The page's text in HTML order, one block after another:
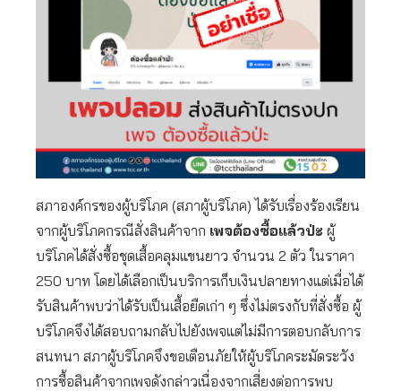
สภาองค์กรของผู้บริโภค (สภาผู้บริโภค) ได้รับเรื่องร้องเรียน
จากผู้บริโภคกรณีสั่งสินค้าจาก เพจต้องซื้อแล้วป่ะ ผู้
บริโภคได้สั่งซื้อชุดเสื้อคลุมแขนยาว จำนวน 2 ตัว ในราคา
250 บาท โดยได้เลือกเป็นบริการเก็บเงินปลายทางแต่เมื่อได้
รับสินค้าพบว่าได้รับเป็นเสื้อยืดเก่า ๆ ซึ่งไม่ตรงกับที่สั่งซื้อ ผู้
บริโภคจึงได้สอบถามกลับไปยังเพจแต่ไม่มีการตอบกลับการ
สนทนา สภาผู้บริโภคจึงขอเตือนภัยให้ผู้บริโภคระมัดระวัง
การซื้อสินค้าจากเพจดังกล่าวเนื่องจากเสี่ยงต่อการพบ